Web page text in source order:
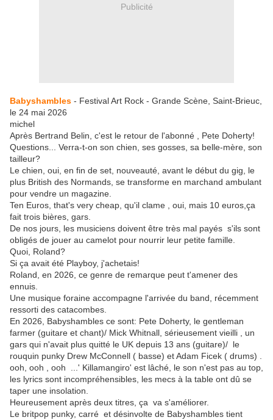
Publicité
Babyshambles - Festival Art Rock - Grande Scène, Saint-Brieuc,
le 24 mai 2026
michel
Après Bertrand Belin, c'est le retour de l'abonné , Pete Doherty!
Questions... Verra-t-on son chien, ses gosses, sa belle-mère, son
tailleur?
Le chien, oui, en fin de set, nouveauté, avant le début du gig, le
plus British des Normands, se transforme en marchand ambulant
pour vendre un magazine.
Ten Euros, that's very cheap, qu'il clame , oui, mais 10 euros,ça
fait trois bières, gars.
De nos jours, les musiciens doivent être très mal payés s'ils sont
obligés de jouer au camelot pour nourrir leur petite famille.
Quoi, Roland?
Si ça avait été Playboy, j'achetais!
Roland, en 2026, ce genre de remarque peut t'amener des
ennuis.
Une musique foraine accompagne l'arrivée du band, récemment
ressorti des catacombes.
En 2026, Babyshambles ce sont: Pete Doherty, le gentleman
farmer (guitare et chant)/ Mick Whitnall, sérieusement vieilli , un
gars qui n'avait plus quitté le UK depuis 13 ans (guitare)/ le
rouquin punky Drew McConnell ( basse) et Adam Ficek ( drums) .
ooh, ooh , ooh ...' Killamangiro' est lâché, le son n'est pas au top,
les lyrics sont incompréhensibles, les mecs à la table ont dû se
taper une insolation.
Heureusement après deux titres, ça va s'améliorer.
Le britpop punky, carré et désinvolte de Babyshambles tient